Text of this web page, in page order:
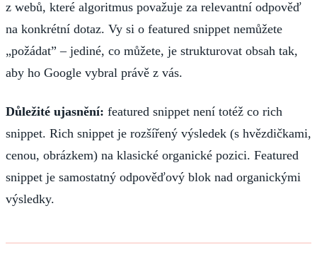
z webů, které algoritmus považuje za relevantní odpověď
na konkrétní dotaz. Vy si o featured snippet nemůžete
„požádat” – jediné, co můžete, je strukturovat obsah tak,
aby ho Google vybral právě z vás.
Důležité ujasnění: featured snippet není totéž co rich
snippet. Rich snippet je rozšířený výsledek (s hvězdičkami,
cenou, obrázkem) na klasické organické pozici. Featured
snippet je samostatný odpověďový blok nad organickými
výsledky.